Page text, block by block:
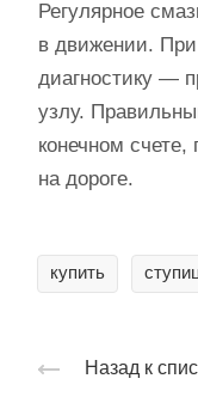
Регулярное
в движении.
диагностику —
узлу.
конечном
на дороге.
купить
Назад к